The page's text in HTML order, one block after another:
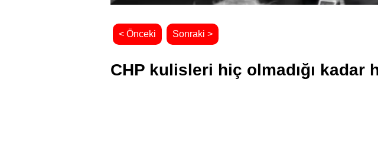
< Önceki Sonraki >
CHP kulisleri hiç olmadığı kadar